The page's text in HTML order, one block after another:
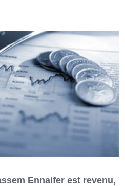
Ennaifer est revenu,